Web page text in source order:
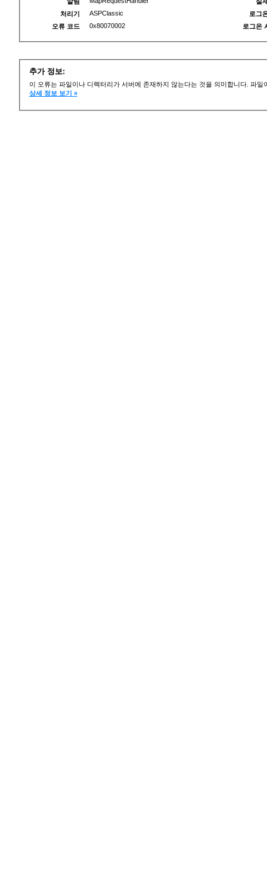
처리기
ASPClassic
오류 코드
0x80070002
로그
로그온
추가 정보:
이 오류는 파일이나 디렉터리가 서버에 존재하지 않는다는 것을 의미합니다. 파
상세 정보 보기 »